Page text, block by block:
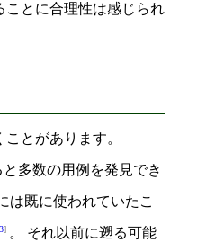
ことに合理性は感じられ
ことがあります。
と多数の用例を発見でき
は既に使われていたこ
。 それ以前に遡る可能